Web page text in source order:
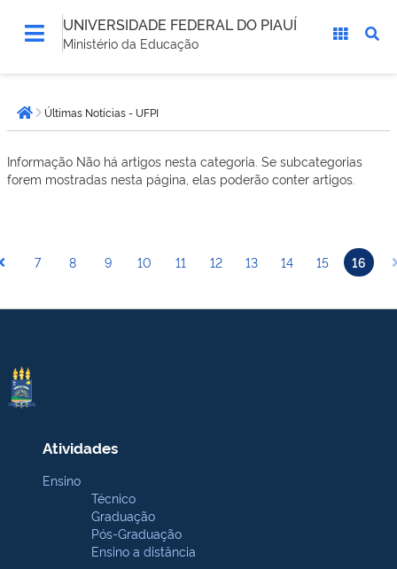
UNIVERSIDADE FEDERAL DO PIAUÍ
Ministério da Educação
está
aqui:Página inicial
Últimas Notícias - UFPI
Informação Não há artigos nesta categoria. Se subcategorias
forem mostradas nesta página, elas poderão conter artigos.
7 8 9 10 11 12 13 14 15 16
Atividades
Ensino
Técnico
Graduação
Pós-Graduação
Ensino a distância